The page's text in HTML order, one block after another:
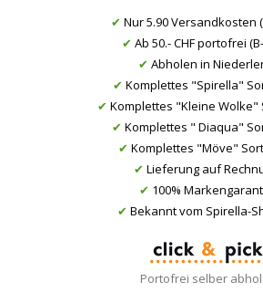
✔ Nur 5.90 Versandkosten
✔ Ab 50.- CHF portofrei
✔ Abholen in
✔ Komplettes "Spirella"
✔ Komplettes "Kleine Wolke"
✔ Komplettes " Diaqua"
✔ Komplettes "Möve"
✔ Lieferung auf
✔ 100%
✔ Bekannt vom Spirella-
Portofrei selber